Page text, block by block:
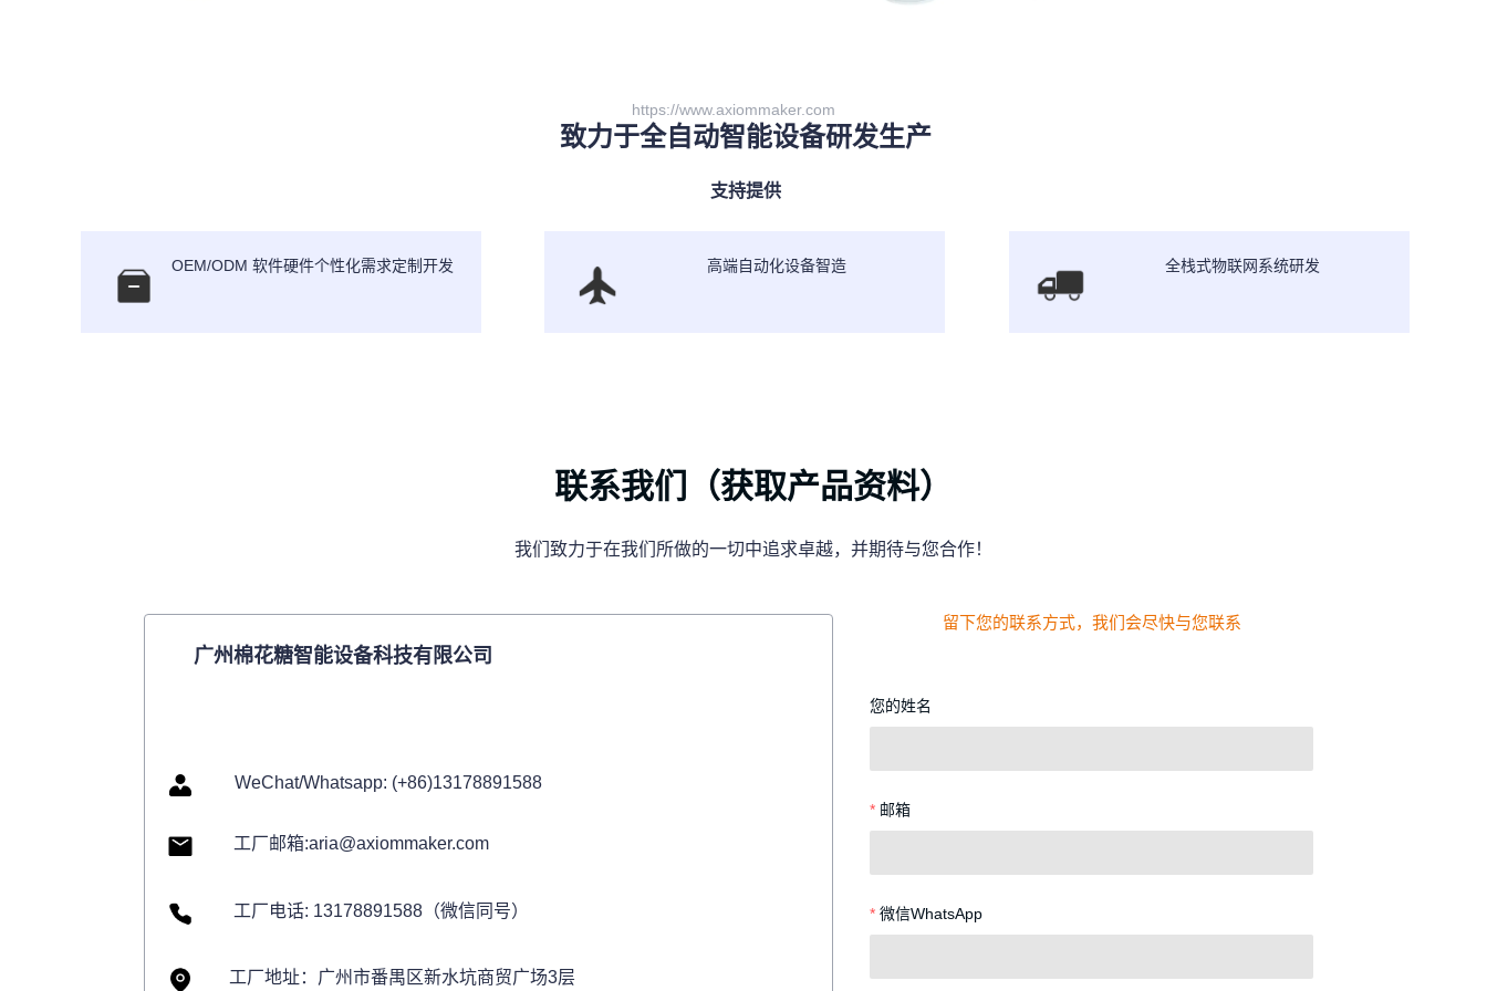
高端自动化设备智造 全栈式物联网系统研发
支持提供
OEM/ODM 软件硬件个性化需求定制开发
致力于全自动智能设备研发生产
https://www.axiommaker.com
联系我们（获取产品资料）
我们致力于在我们所做的一切中追求卓越，并期待与您合作！
您的姓名
邮箱
微信WhatsApp
广州棉花糖智能设备科技有限公司
WeChat/Whatsapp: (+86)13178891588
工厂邮箱:aria@axiommaker.com
工厂电话: 13178891588（微信同号）
工厂地址：广州市番禺区新水坑商贸广场3层
留下您的联系方式，我们会尽快与您联系